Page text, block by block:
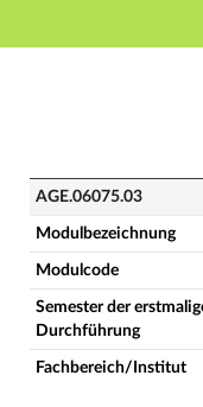
AGE.06075.03 -
AGE.06075.03
Modulbezeichnung
Modulcode
Semester der
Durchführung
Fachbereich/Institut